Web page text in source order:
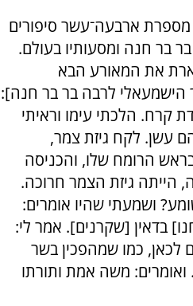
ארבעה־עשר סיפורים
בר חנה ומסעותיו בעולם.
את המאורע הבא
הישמעאלי לרבה בר בר חנה]:
קרח. הלכתי עימו וראיתי
עשן. לקח גיזת צמר,
הרומח שלו, והכניסה
הייתה גיזת הצמר חרוכה.
ושמעתי שהיו אומרים:
בדאין [שקרנים]. אמר לי:
לכאן, כמו שמהפכין בשר
משה אמת ותורתו